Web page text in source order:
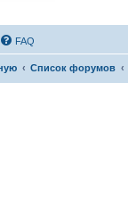
FAQ
Список форумов